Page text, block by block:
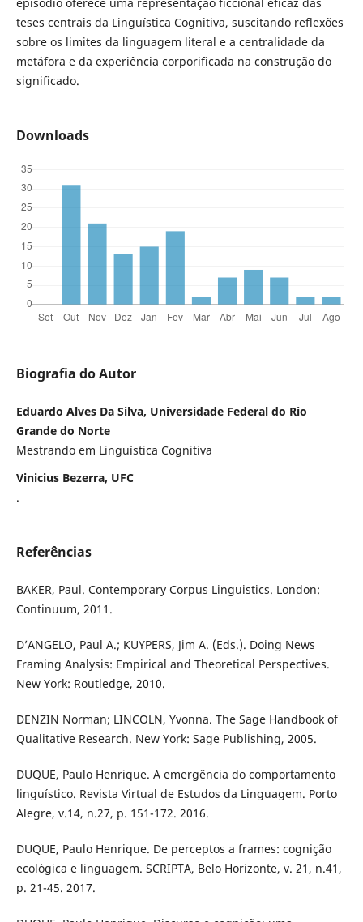
teses centrais da Linguística Cognitiva, suscitando reflexões
sobre os limites da linguagem literal e a centralidade da
metáfora e da experiência corporificada na construção do
significado.
Downloads
Biografia do Autor
Eduardo Alves Da Silva, Universidade Federal do Rio
Grande do Norte
Mestrando em Linguística Cognitiva
Vinicius Bezerra, UFC
.
Referências
BAKER, Paul. Contemporary Corpus Linguistics. London:
Continuum, 2011.
D’ANGELO, Paul A.; KUYPERS, Jim A. (Eds.). Doing News
Framing Analysis: Empirical and Theoretical Perspectives.
New York: Routledge, 2010.
DENZIN Norman; LINCOLN, Yvonna. The Sage Handbook of
Qualitative Research. New York: Sage Publishing, 2005.
DUQUE, Paulo Henrique. A emergência do comportamento
linguístico. Revista Virtual de Estudos da Linguagem. Porto
Alegre, v.14, n.27, p. 151-172. 2016.
DUQUE, Paulo Henrique. De perceptos a frames: cognição
ecológica e linguagem. SCRIPTA, Belo Horizonte, v. 21, n.41,
p. 21-45. 2017.